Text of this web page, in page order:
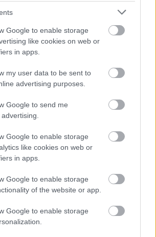
Google to enable storage
like cookies on web or
in apps.
my user data to be sent to
advertising purposes.
Google to send me
Google to enable storage
like cookies on web or
in apps.
Google to enable storage
of the website or app.
Google to enable storage
Óvoda, Általános Iskola, Szakiskola,
és tetőszerkezete újult meg.
meg komplett gépészettel és a
együtt a Szekfű Gyula utcai
idén is ingyenesen juthatnak